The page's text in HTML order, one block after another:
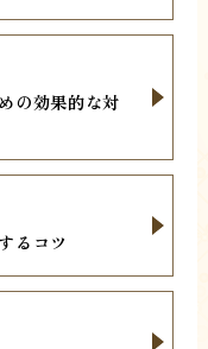
の効果的な対
るコツ